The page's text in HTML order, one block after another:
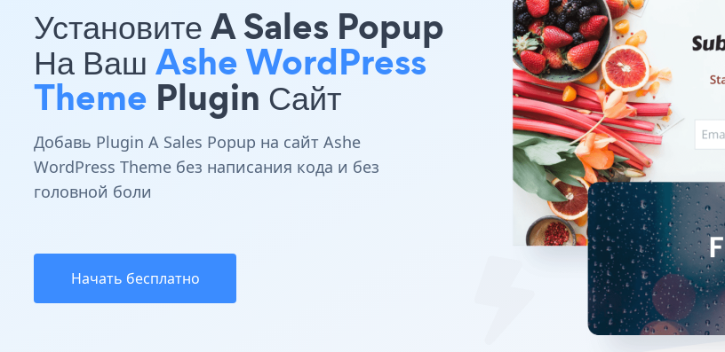
Установите A Sales Popup
На ВашAshe WordPress
Theme Plugin Сайт
Добавь Plugin A Sales Popup на сайт Ashe
WordPress Theme без написания кода и без
головной боли
Начать бесплатно